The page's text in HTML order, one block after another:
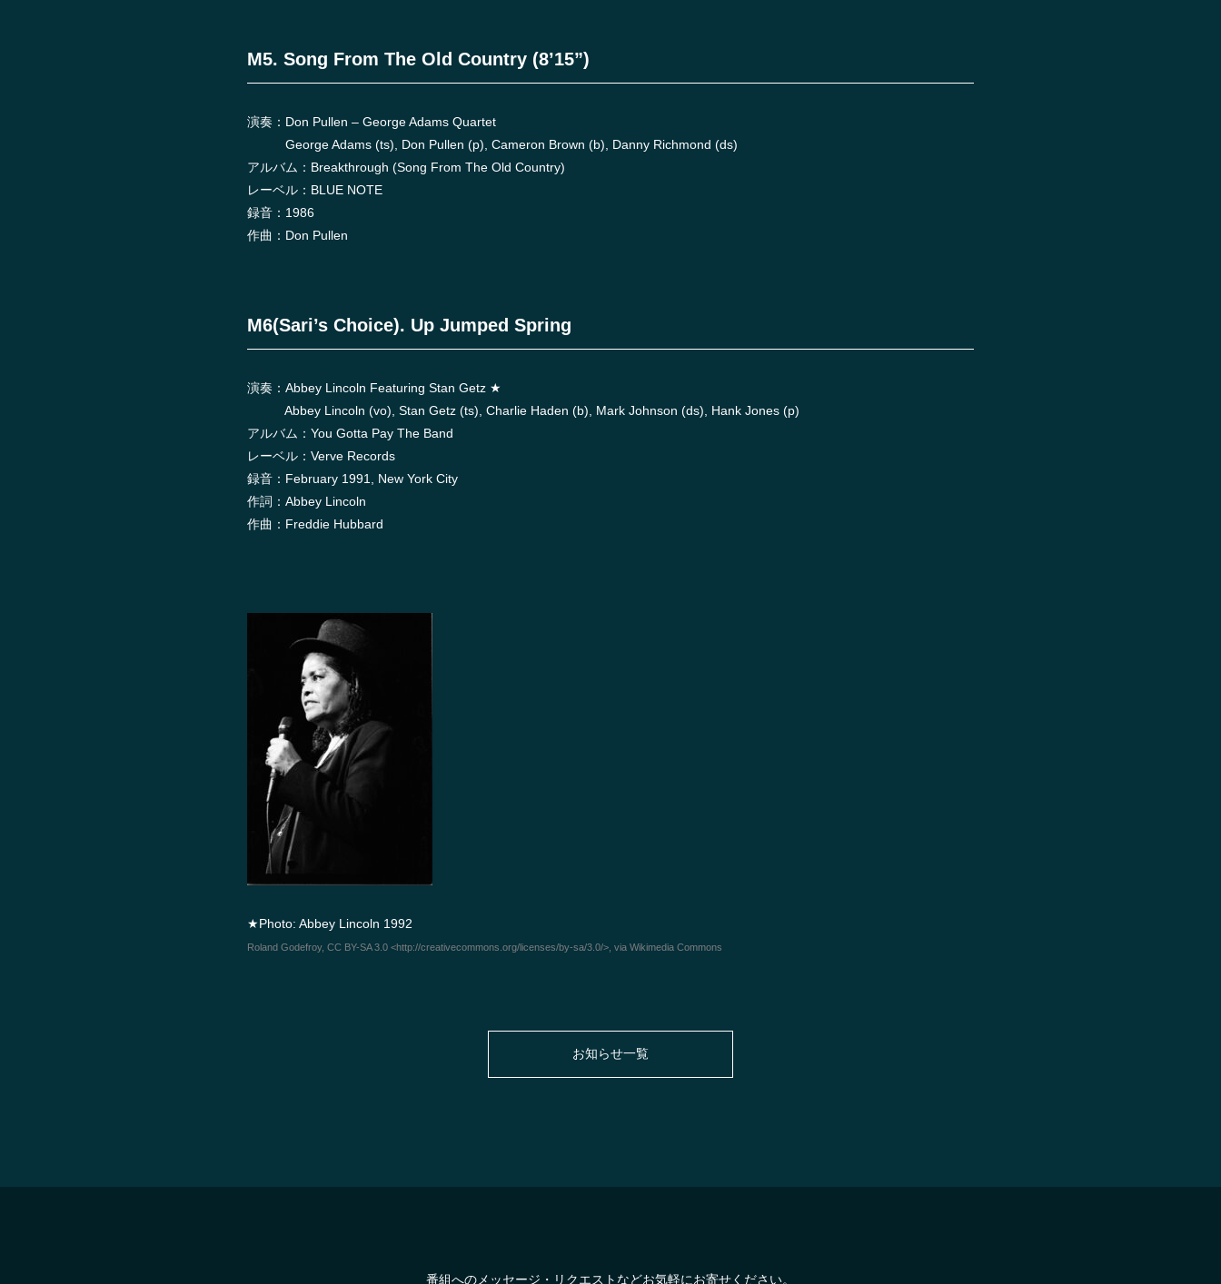
M5. Song From The Old Country (8’15”)
演奏：Don Pullen – George Adams Quartet
George Adams (ts), Don Pullen (p), Cameron Brown (b), Danny Richmond (ds)
アルバム：Breakthrough (Song From The Old Country)
レーベル：BLUE NOTE
録音：1986
作曲：Don Pullen
M6(Sari’s Choice). Up Jumped Spring
演奏：Abbey Lincoln Featuring Stan Getz ★
Abbey Lincoln (vo), Stan Getz (ts), Charlie Haden (b), Mark Johnson (ds), Hank Jones (p)
アルバム：You Gotta Pay The Band
レーベル：Verve Records
録音：February 1991, New York City
作詞：Abbey Lincoln
作曲：Freddie Hubbard
★Photo: Abbey Lincoln 1992
Roland Godefroy, CC BY-SA 3.0 <http://creativecommons.org/licenses/by-sa/3.0/>, via Wikimedia Commons
お知らせ一覧
番組へのメッセージ・リクエストなどお気軽にお寄せください。